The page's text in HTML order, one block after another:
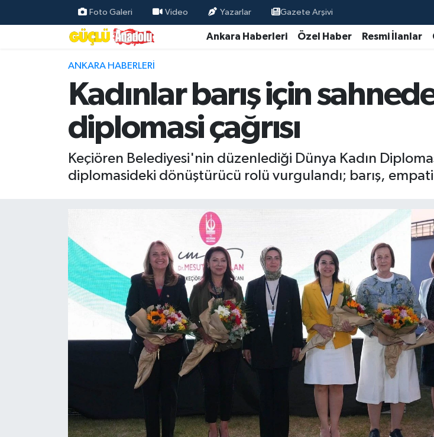
Foto Galeri Video Yazarlar Gazete Arşivi
Ankara Haberleri Özel Haber Resmi İlanlar
ANKARA HABERLERI
Kadınlar barış için
diplomasi çağrısı
Keçiören Belediyesi'nin düzenlediği Dünya Kadın
diplomasideki dönüştürücü rolü vurgulandı; barış, empati
Özel Haber
Resmi İlanlar
Ekonomi
Gündem
Magazin
Burç Yorumları
Hava Durumu